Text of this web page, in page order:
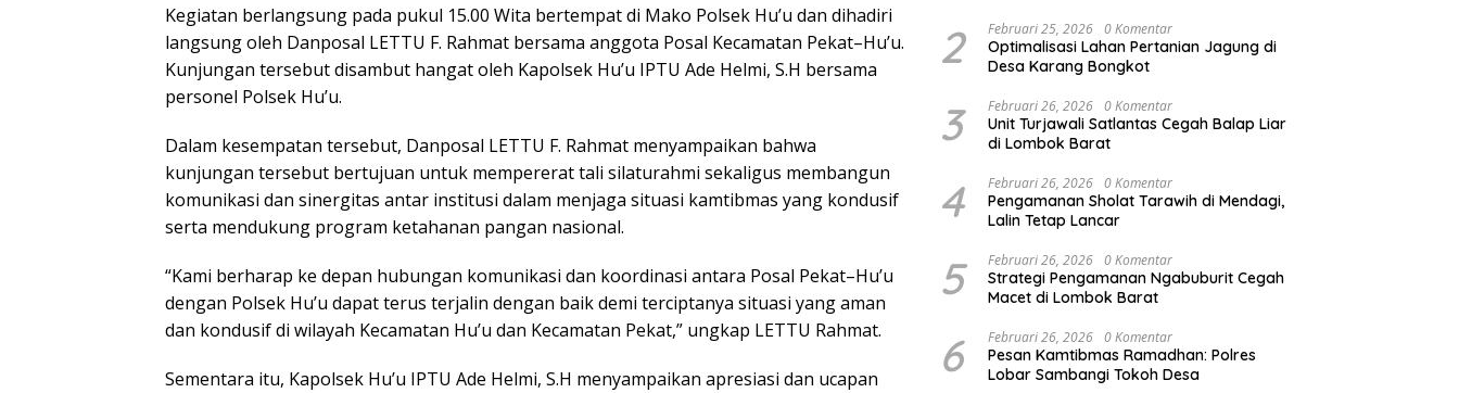
Kegiatan berlangsung pada pukul 15.00 Wita bertempat di Mako Polsek Hu’u dan dihadiri
langsung oleh Danposal LETTU F. Rahmat bersama anggota Posal Kecamatan Pekat–Hu’u.
Kunjungan tersebut disambut hangat oleh Kapolsek Hu’u IPTU Ade Helmi, S.H bersama
personel Polsek Hu’u.
Dalam kesempatan tersebut, Danposal LETTU F. Rahmat menyampaikan bahwa
kunjungan tersebut bertujuan untuk mempererat tali silaturahmi sekaligus membangun
komunikasi dan sinergitas antar institusi dalam menjaga situasi kamtibmas yang kondusif
serta mendukung program ketahanan pangan nasional.
“Kami berharap ke depan hubungan komunikasi dan koordinasi antara Posal Pekat–Hu’u
dengan Polsek Hu’u dapat terus terjalin dengan baik demi terciptanya situasi yang aman
dan kondusif di wilayah Kecamatan Hu’u dan Kecamatan Pekat,” ungkap LETTU Rahmat.
Sementara itu, Kapolsek Hu’u IPTU Ade Helmi, S.H menyampaikan apresiasi dan ucapan
2 Februari 25, 2026 0 Komentar
Optimalisasi Lahan Pertanian Jagung di
Desa Karang Bongkot
3 Februari 26, 2026 0 Komentar
Unit Turjawali Satlantas Cegah Balap Liar
di Lombok Barat
4 Februari 26, 2026 0 Komentar
Pengamanan Sholat Tarawih di Mendagi,
Lalin Tetap Lancar
5 Februari 26, 2026 0 Komentar
Strategi Pengamanan Ngabuburit Cegah
Macet di Lombok Barat
6 Februari 26, 2026 0 Komentar
Pesan Kamtibmas Ramadhan: Polres
Lobar Sambangi Tokoh Desa